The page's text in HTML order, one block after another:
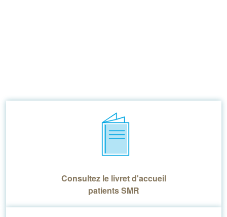
Consultez le livret d'accueil
patients SMR